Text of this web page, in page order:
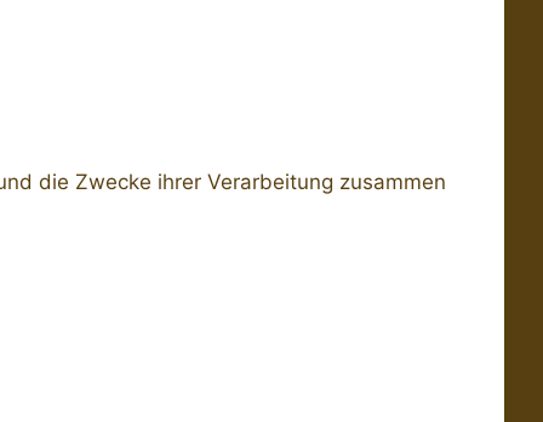
die Zwecke ihrer Verarbeitung zusammen